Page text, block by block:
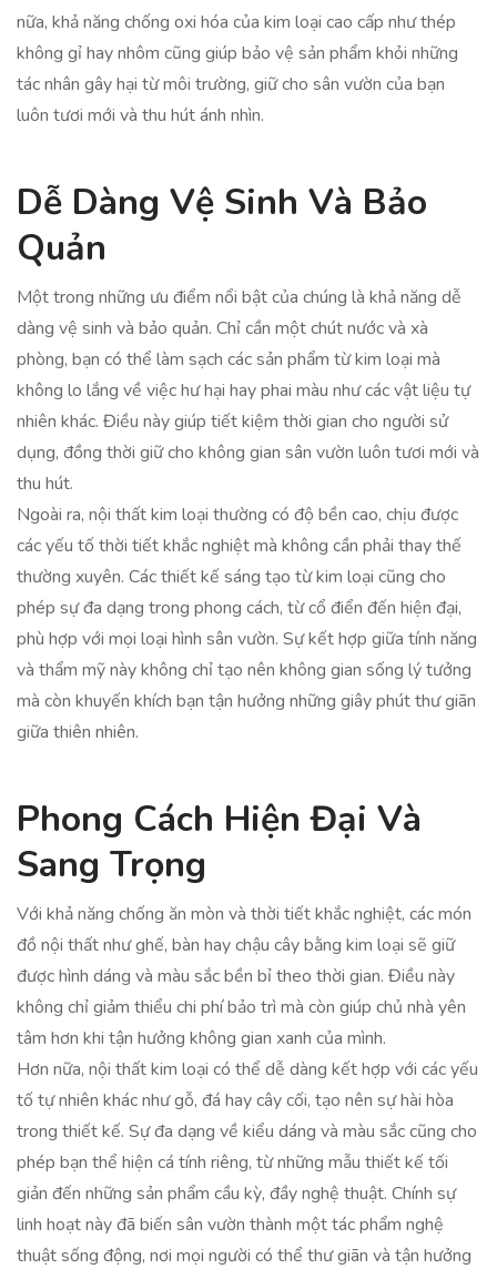
nữa, khả năng chống oxi hóa của kim loại cao cấp như thép
không gỉ hay nhôm cũng giúp bảo vệ sản phẩm khỏi những
tác nhân gây hại từ môi trường, giữ cho sân vườn của bạn
luôn tươi mới và thu hút ánh nhìn.
Dễ Dàng Vệ Sinh Và Bảo
Quản
Một trong những ưu điểm nổi bật của chúng là khả năng dễ
dàng vệ sinh và bảo quản. Chỉ cần một chút nước và xà
phòng, bạn có thể làm sạch các sản phẩm từ kim loại mà
không lo lắng về việc hư hại hay phai màu như các vật liệu tự
nhiên khác. Điều này giúp tiết kiệm thời gian cho người sử
dụng, đồng thời giữ cho không gian sân vườn luôn tươi mới và
thu hút.
Ngoài ra, nội thất kim loại thường có độ bền cao, chịu được
các yếu tố thời tiết khắc nghiệt mà không cần phải thay thế
thường xuyên. Các thiết kế sáng tạo từ kim loại cũng cho
phép sự đa dạng trong phong cách, từ cổ điển đến hiện đại,
phù hợp với mọi loại hình sân vườn. Sự kết hợp giữa tính năng
và thẩm mỹ này không chỉ tạo nên không gian sống lý tưởng
mà còn khuyến khích bạn tận hưởng những giây phút thư giãn
giữa thiên nhiên.
Phong Cách Hiện Đại Và
Sang Trọng
Với khả năng chống ăn mòn và thời tiết khắc nghiệt, các món
đồ nội thất như ghế, bàn hay chậu cây bằng kim loại sẽ giữ
được hình dáng và màu sắc bền bỉ theo thời gian. Điều này
không chỉ giảm thiểu chi phí bảo trì mà còn giúp chủ nhà yên
tâm hơn khi tận hưởng không gian xanh của mình.
Hơn nữa, nội thất kim loại có thể dễ dàng kết hợp với các yếu
tố tự nhiên khác như gỗ, đá hay cây cối, tạo nên sự hài hòa
trong thiết kế. Sự đa dạng về kiểu dáng và màu sắc cũng cho
phép bạn thể hiện cá tính riêng, từ những mẫu thiết kế tối
giản đến những sản phẩm cầu kỳ, đầy nghệ thuật. Chính sự
linh hoạt này đã biến sân vườn thành một tác phẩm nghệ
thuật sống động, nơi mọi người có thể thư giãn và tận hưởng